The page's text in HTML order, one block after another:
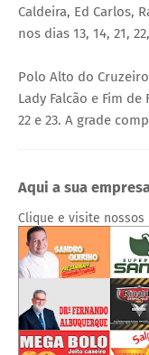
Caldeira, Ed Carlos,
nos dias 13, 14, 21,
Polo Alto do Cruzeiro
Lady Falcão e Fim
22 e 23. A grade
Aqui a sua
Clique e visite